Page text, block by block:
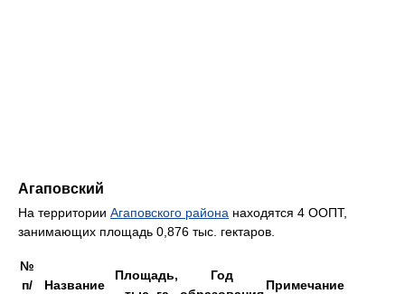
Агаповский
На территории Агаповского района находятся 4 ООПТ,
занимающих площадь 0,876 тыс. гектаров.
№
п/
Название
Площадь,
Год
Примечание